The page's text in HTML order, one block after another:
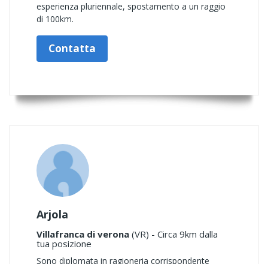
esperienza pluriennale, spostamento a un raggio
di 100km.
Contatta
Arjola
Villafranca di verona (VR) - Circa 9km dalla
tua posizione
Sono diplomata in ragioneria corrispondente